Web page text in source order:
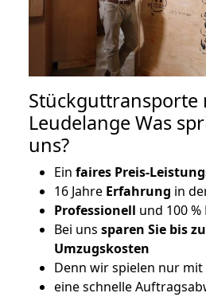
Stückguttransporte
Leudelange Was
uns?
Ein faires Preis-
16 Jahre Erfahrung in
Professionell und 100
Bei uns sparen Sie bis
Umzugskosten
Denn wir spielen nur
eine schnelle